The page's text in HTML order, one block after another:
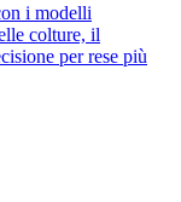
i modelli
colture, il
per rese più